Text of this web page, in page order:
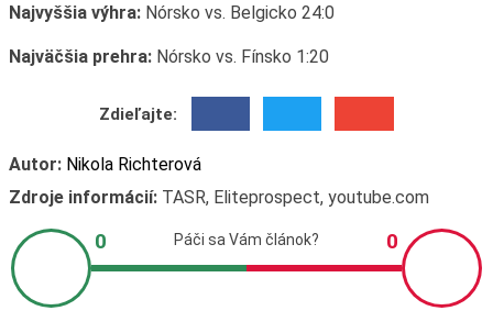
Najvyššia výhra:Nórsko vs. Belgicko 24:0
Najväčšia prehra:Nórsko vs. Fínsko 1:20
Zdieľajte:
Autor: Nikola Richterová
Zdroje informácií:TASR, Eliteprospect, youtube.com